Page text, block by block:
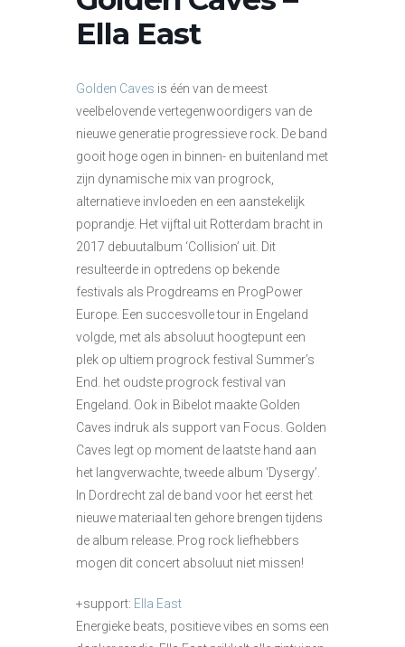
Ella East
Golden Caves is één van de meest
veelbelovende vertegenwoordigers van de
nieuwe generatie progressieve rock. De band
gooit hoge ogen in binnen- en buitenland met
zijn dynamische mix van progrock,
alternatieve invloeden en een aanstekelijk
poprandje. Het vijftal uit Rotterdam bracht in
2017 debuutalbum ‘Collision’ uit. Dit
resulteerde in optredens op bekende
festivals als Progdreams en ProgPower
Europe. Een succesvolle tour in Engeland
volgde, met als absoluut hoogtepunt een
plek op ultiem progrock festival Summer’s
End. het oudste progrock festival van
Engeland. Ook in Bibelot maakte Golden
Caves indruk als support van Focus. Golden
Caves legt op moment de laatste hand aan
het langverwachte, tweede album ‘Dysergy’.
In Dordrecht zal de band voor het eerst het
nieuwe materiaal ten gehore brengen tijdens
de album release. Prog rock liefhebbers
mogen dit concert absoluut niet missen!
+support: Ella East
Energieke beats, positieve vibes en soms een